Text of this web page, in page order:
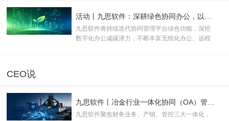
九思软件将持续迭代协同管理平台绿色功能，深挖
数字化办公减碳潜力，不断丰富无纸化办公、远程
CEO说
九思软件聚焦财务业务、产销、管控三大一体化，